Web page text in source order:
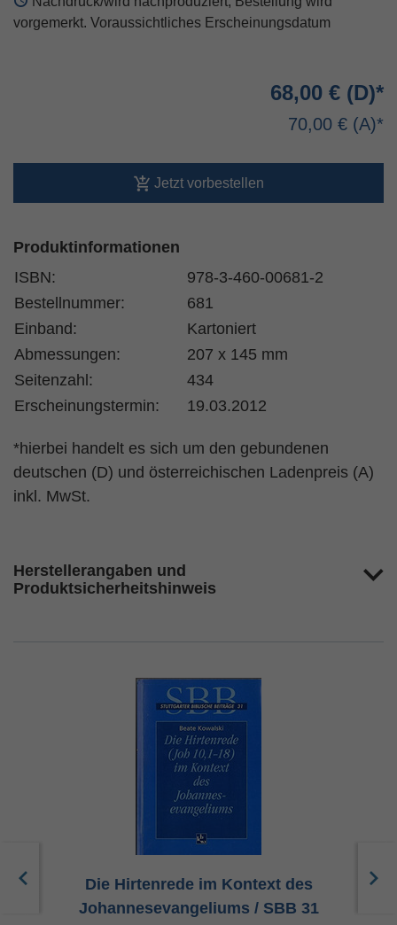
vorgemerkt. Voraussichtliches Erscheinungsdatum
68,00 €
70,00 €
Jetzt vorbestellen
Produktinformationen
ISBN:
978-3-460-00681-2
Bestellnummer:
681
Einband:
Kartoniert
Abmessungen:
207 x 145 mm
Seitenzahl:
434
Erscheinungstermin:
19.03.2012
*hierbei handelt es sich um den gebundenen
deutschen (D) und österreichischen Ladenpreis (A)
inkl. MwSt.
Herstellerangaben und
Produktsicherheitshinweis
Die Hirtenrede im Kontext des
Johannesevangeliums / SBB 31